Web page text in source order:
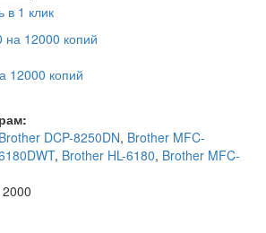
в 1 клик
12000 копий
Brother DCP-8250DN, Brother MFC-
, Brother HL-6180, Brother MFC-